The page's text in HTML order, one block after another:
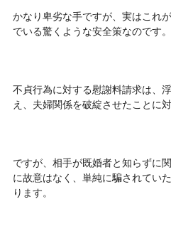
かなり卑劣な手ですが、実はこれ
でいる驚くような安全策なのです。
不貞行為に対する慰謝料請求は、
え、夫婦関係を破綻させたことに
ですが、相手が既婚者と知らずに
に故意はなく、単純に騙されてい
ります。